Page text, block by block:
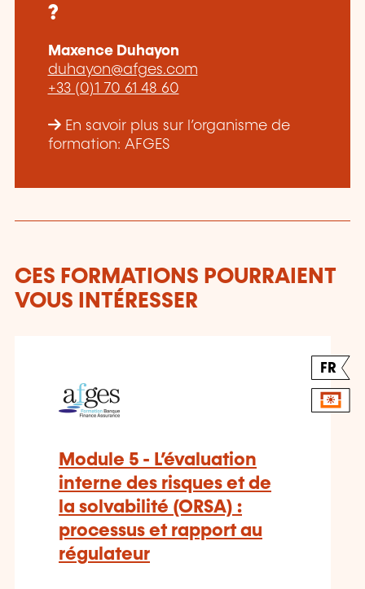
?
Maxence Duhayon
duhayon@afges.com
+33 (0)1 70 61 48 60
En savoir plus sur l’organisme de
formation: AFGES
CES FORMATIONS POURRAIENT
VOUS INTÉRESSER
FR
Module 5 - L’évaluation
interne des risques et de
la solvabilité (ORSA) :
processus et rapport au
régulateur